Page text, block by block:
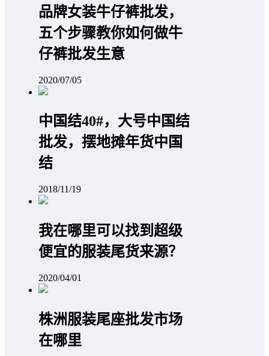
品牌女装牛仔裤批发，
五个步骤教你如何做牛
仔裤批发生意
2020/07/05
中国结40#，大号中国结
批发，摆地摊年货中国
结
2018/11/19
我在哪里可以找到超级
便宜的服装尾货来源？
2020/04/01
株洲服装尾座批发市场
在哪里